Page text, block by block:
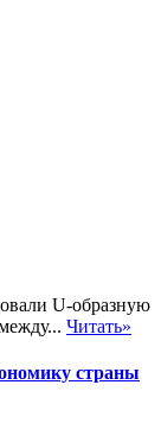
U-образную
Читать»
страны